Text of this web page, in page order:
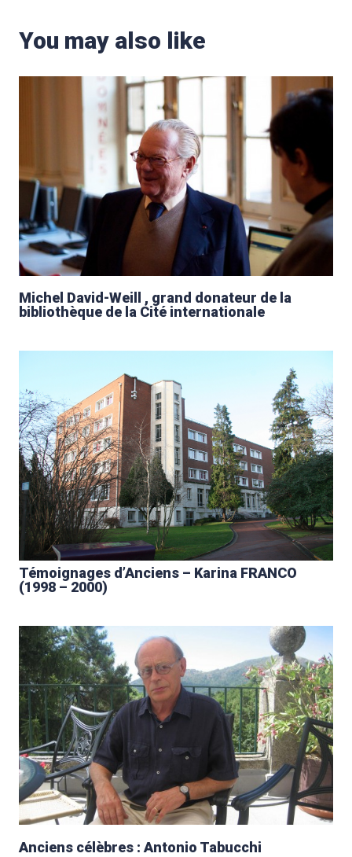
You may also like
Michel David-Weill , grand donateur de la
bibliothèque de la Cité internationale
Témoignages d’Anciens – Karina FRANCO
(1998 – 2000)
Anciens célèbres : Antonio Tabucchi